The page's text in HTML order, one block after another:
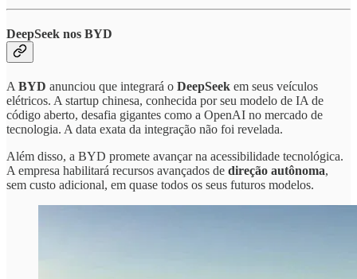
DeepSeek nos BYD
A BYD anunciou que integrará o DeepSeek em seus veículos
elétricos. A startup chinesa, conhecida por seu modelo de IA de
código aberto, desafia gigantes como a OpenAI no mercado de
tecnologia. A data exata da integração não foi revelada.
Além disso, a BYD promete avançar na acessibilidade tecnológica.
A empresa habilitará recursos avançados de direção autônoma,
sem custo adicional, em quase todos os seus futuros modelos.